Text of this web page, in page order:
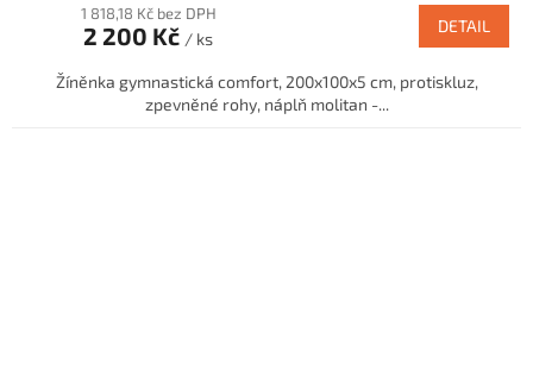
1 818,18 Kč bez DPH
2 200 Kč / ks
DETAIL
Žíněnka gymnastická comfort, 200x100x5 cm, protiskluz,
zpevněné rohy, náplň molitan -...